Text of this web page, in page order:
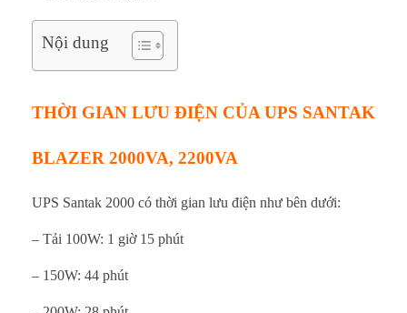
ệ
n
Đ
Nội dung
THỜI GIAN LƯU ĐIỆN CỦA UPS SANTAK
BLAZER 2000VA, 2200VA
UPS Santak 2000 có thời gian lưu điện như bên dưới:
– Tải 100W: 1 giờ 15 phút
– 150W: 44 phút